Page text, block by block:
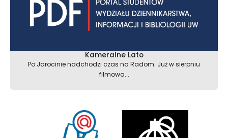
Kameralne Lato
Po Jarocinie nadchodzi czas na Radom. Już w sierpniu
filmowa...